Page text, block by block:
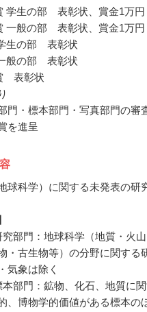
学生の部 表彰状、賞金1万円
一般の部 表彰状、賞金1万円
生の部 表彰状
般の部 表彰状
表彰状
門・標本部門・写真部門の審
を進呈
球科学）に関する未発表の研
究部門：地球科学（地質・火
・古生物等）の分野に関する
気象は除く
本部門：鉱物、化石、地質に
、博物学的価値がある標本の